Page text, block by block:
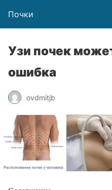
Почки
Узи почек
ошибка
ovdmitjb